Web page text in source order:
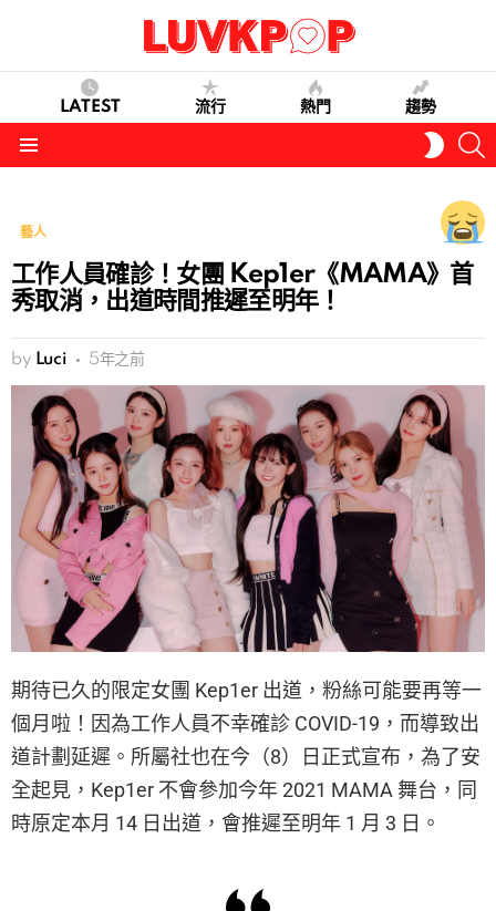
LATEST 流行 熱門 趨勢
SKIN
藝人
工作人員確診！女團 Kep1er《MAMA》首
秀取消，出道時間推遲至明年！
by Luci 5年之前
期待已久的限定女團 Kep1er 出道，粉絲可能要再等一
個月啦！因為工作人員不幸確診 COVID-19，而導致出
道計劃延遲。所屬社也在今（8）日正式宣布，為了安
全起見，Kep1er 不會參加今年 2021 MAMA 舞台，同
時原定本月 14 日出道，會推遲至明年 1 月 3 日。